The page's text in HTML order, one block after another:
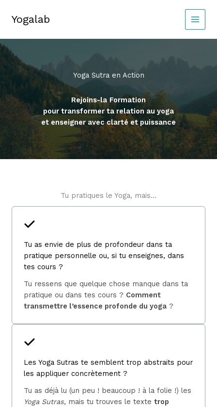
contenu
Yogalab
MAIN
Yoga Sutra en Action
Rejoins-la Formation
pour transformer ta relation au yoga
et enseigner avec clarté et puissance
Tu pratiques le Yoga, mais…
Tu as envie de plus de profondeur dans ta
pratique personnelle ou, si tu enseignes, dans
tes cours ?
Tu ressens que quelque chose manque dans ta
pratique ou dans tes cours ? Comment
transmettre l’essence profonde du yoga ?
Les Yoga Sutras te semblent trop abstraits pour
les appliquer concrètement ?
Tu as déjà lu (un peu ! beaucoup ! à la folie !) les
Yoga Sutras, mais tu trouves le texte trop